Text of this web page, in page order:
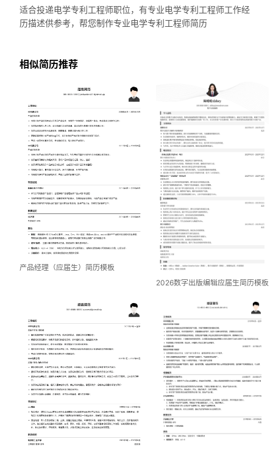
适合投递电学专利工程师职位，有专业电学专利工程师工作经
历描述供参考，帮您制作专业电学专利工程师简历
相似简历推荐
产品经理（应届生）简历模板
2026数字出版编辑应届生简历模板